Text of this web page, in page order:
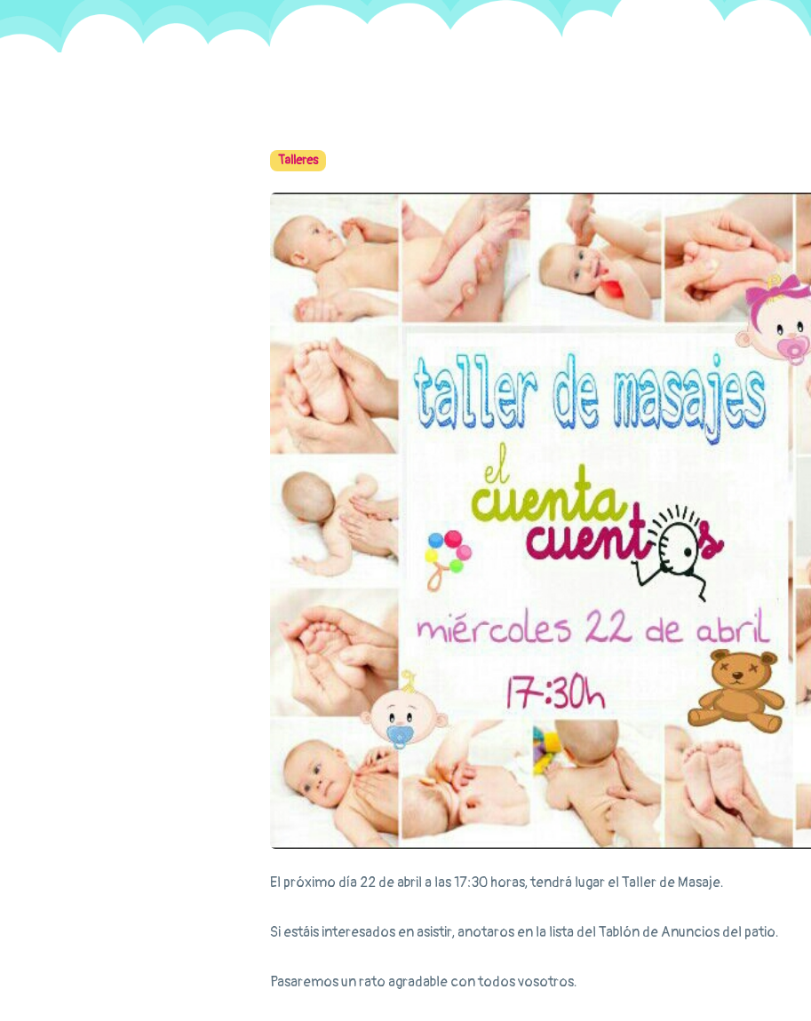
Talleres
El próximo día 22 de abril a las 17:30 horas, tendrá lugar el Taller de Masaje.
Si estáis interesados en asistir, anotaros en la lista del Tablón de Anuncios del patio.
Pasaremos un rato agradable con todos vosotros.